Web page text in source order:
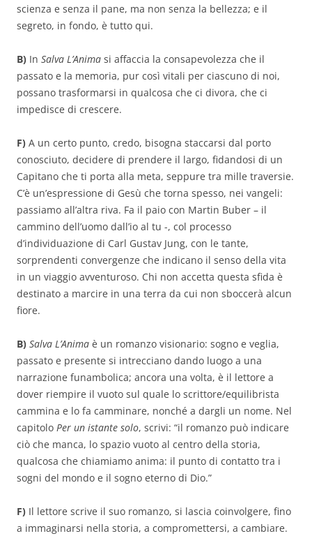
scienza e senza il pane, ma non senza la bellezza; e il
segreto, in fondo, è tutto qui.
B) In Salva L’Anima si affaccia la consapevolezza che il
passato e la memoria, pur così vitali per ciascuno di noi,
possano trasformarsi in qualcosa che ci divora, che ci
impedisce di crescere.
F) A un certo punto, credo, bisogna staccarsi dal porto
conosciuto, decidere di prendere il largo, fidandosi di un
Capitano che ti porta alla meta, seppure tra mille traversie.
C’è un’espressione di Gesù che torna spesso, nei vangeli:
passiamo all’altra riva. Fa il paio con Martin Buber – il
cammino dell’uomo dall’io al tu -, col processo
d’individuazione di Carl Gustav Jung, con le tante,
sorprendenti convergenze che indicano il senso della vita
in un viaggio avventuroso. Chi non accetta questa sfida è
destinato a marcire in una terra da cui non sboccerà alcun
fiore.
B) Salva L’Anima è un romanzo visionario: sogno e veglia,
passato e presente si intrecciano dando luogo a una
narrazione funambolica; ancora una volta, è il lettore a
dover riempire il vuoto sul quale lo scrittore/equilibrista
cammina e lo fa camminare, nonché a dargli un nome. Nel
capitolo Per un istante solo, scrivi: “il romanzo può indicare
ciò che manca, lo spazio vuoto al centro della storia,
qualcosa che chiamiamo anima: il punto di contatto tra i
sogni del mondo e il sogno eterno di Dio.”
F) Il lettore scrive il suo romanzo, si lascia coinvolgere, fino
a immaginarsi nella storia, a compromettersi, a cambiare.